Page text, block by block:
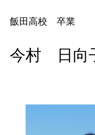
飯田高校 卒業
今村 日向